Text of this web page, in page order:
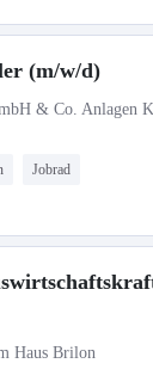
(m/w/d)
& Co. Anlagen
Jobrad
Haus Brilon